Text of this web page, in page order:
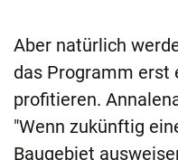
Aber natürlich
das Programm erst
profitieren.
"Wenn zukünftig
Baugebiet